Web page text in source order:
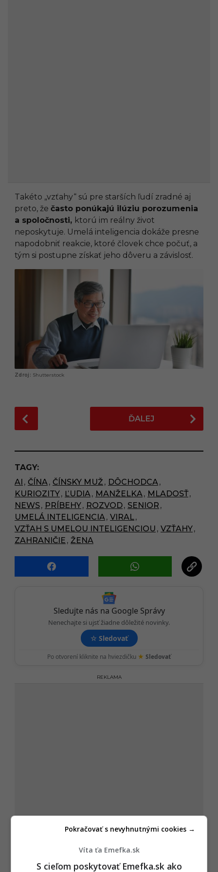
Takéto „vzťahy“ sú pre starších ľudí zradné aj
preto, že často ponúkajú ilúziu porozumenia
a spoločnosti, ktorú im reálny život
neposkytuje. Umelá inteligencia dokáže presne
napodobniť reakcie, ktoré človek chce počuť, a
tým si postupne získať jeho dôveru a závislosť.
Shutterstock
o
t
P
a
g
i
n
a
t
n
ĎALEJ
TAGY:
AI , ČÍNA , ČÍNSKY MUŽ , DÔCHODCA ,
KURIOZITY, ĽUDIA , MANŽELKA , MLADOSŤ,
NEWS, PRÍBEHY, ROZVOD, SENIOR ,
UMELÁ INTELIGENCIA , VIRAL,
VZŤAH S UMELOU INTELIGENCIOU , VZŤAHY,
ZAHRANIČIE , ŽENA
Sledujte nás na Google Správy
Nenechajte si ujsť žiadne dôležité novinky.
☆ Sledovať
Po otvorení kliknite na hviezdičku ★ Sledovať
REKLAMA
Víta ťa Emefka.sk
S cieľom poskytovať Emefka.sk ako
Pokračovať s nevyhnutnými cookies →